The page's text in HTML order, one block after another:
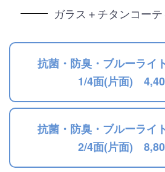
ガラス＋チタンコー
抗菌・防臭・ブルーライ
1/4面(片面)
抗菌・防臭・ブルーライ
2/4面(片面)